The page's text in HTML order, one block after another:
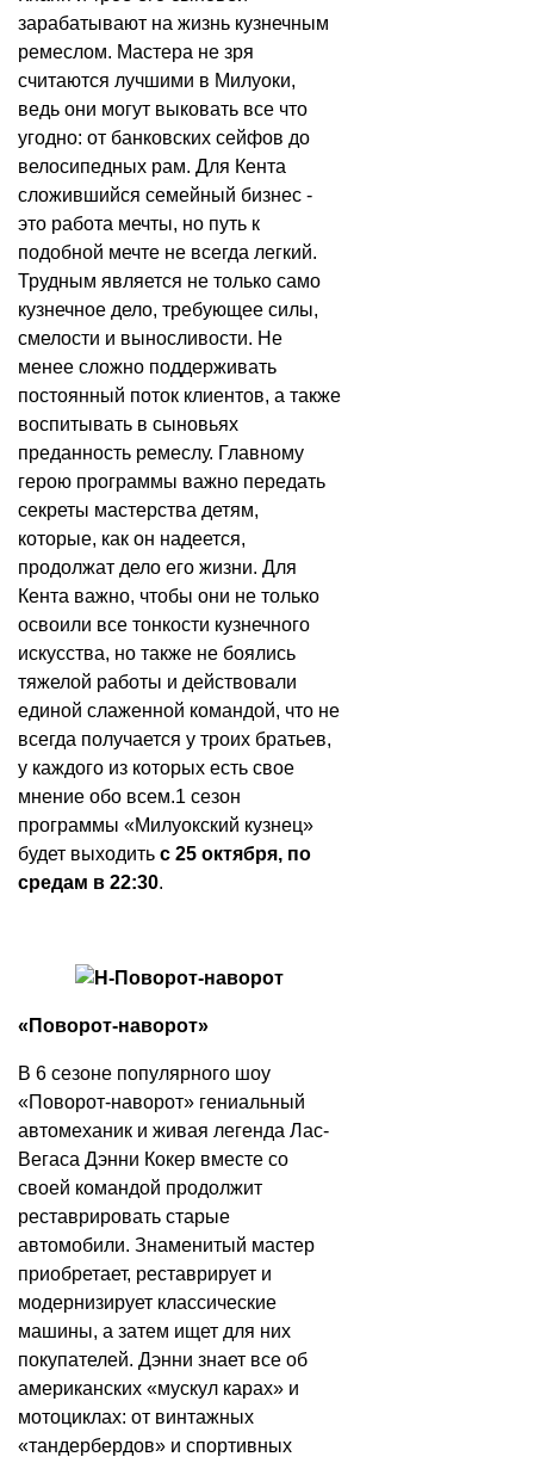
зарабатывают на жизнь кузнечным
ремеслом. Мастера не зря
считаются лучшими в Милуоки,
ведь они могут выковать все что
угодно: от банковских сейфов до
велосипедных рам. Для Кента
сложившийся семейный бизнес -
это работа мечты, но путь к
подобной мечте не всегда легкий.
Трудным является не только само
кузнечное дело, требующее силы,
смелости и выносливости. Не
менее сложно поддерживать
постоянный поток клиентов, а также
воспитывать в сыновьях
преданность ремеслу. Главному
герою программы важно передать
секреты мастерства детям,
которые, как он надеется,
продолжат дело его жизни. Для
Кента важно, чтобы они не только
освоили все тонкости кузнечного
искусства, но также не боялись
тяжелой работы и действовали
единой слаженной командой, что не
всегда получается у троих братьев,
у каждого из которых есть свое
мнение обо всем.1 сезон
программы «Милуокский кузнец»
будет выходить с 25 октября, по
средам в 22:30.
«Поворот-наворот»
В 6 сезоне популярного шоу
«Поворот-наворот» гениальный
автомеханик и живая легенда Лас-
Вегаса Дэнни Кокер вместе со
своей командой продолжит
реставрировать старые
автомобили. Знаменитый мастер
приобретает, реставрирует и
модернизирует классические
машины, а затем ищет для них
покупателей. Дэнни знает все об
американских «мускул карах» и
мотоциклах: от винтажных
«тандербердов» и спортивных